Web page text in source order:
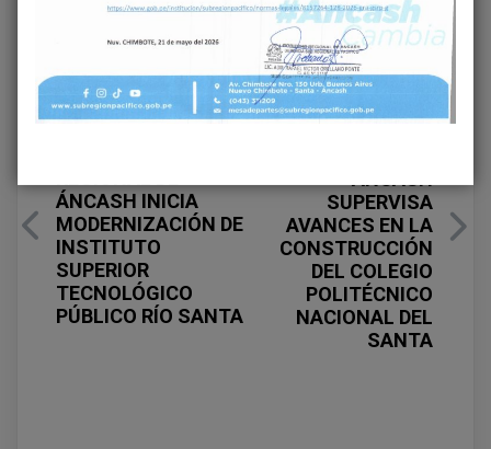
Share on Twitter
ÁNCASH INICIA
MODERNIZACIÓN DE
INSTITUTO
SUPERIOR
TECNOLÓGICO
PÚBLICO RÍO SANTA
SUPERVISA
AVANCES EN LA
CONSTRUCCIÓN
DEL COLEGIO
POLITÉCNICO
NACIONAL DEL
SANTA